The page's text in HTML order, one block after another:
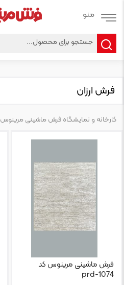
فرش ارزان
کارخانه و نمایشگاه فرش ماشینی مرینوس
فرش ماشینی مرینوس کد
prd-1074